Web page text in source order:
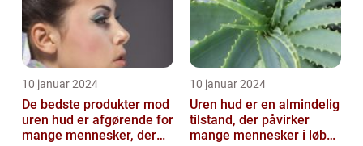
10 januar 2024
De bedste produkter mod
uren hud er afgørende for
mange mennesker, der
10 januar 2024
Uren hud er en almindelig
tilstand, der påvirker
mange mennesker i løbet